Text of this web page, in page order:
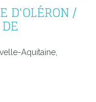
D'OLÉRON /
Aquitaine,